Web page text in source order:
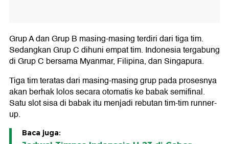
Grup A dan Grup B masing-masing terdiri dari tiga tim.
Sedangkan Grup C dihuni empat tim. Indonesia tergabung
di Grup C bersama Myanmar, Filipina, dan Singapura.
Tiga tim teratas dari masing-masing grup pada prosesnya
akan berhak lolos secara otomatis ke babak semifinal.
Satu slot sisa di babak itu menjadi rebutan tim-tim runner-
up.
Baca juga: